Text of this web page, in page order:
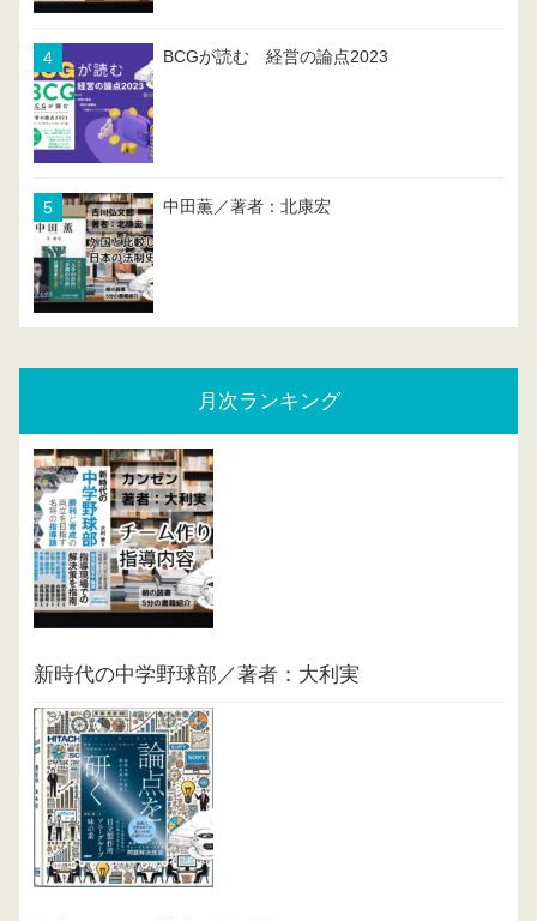
BCGが読む 経営の論点2023
中田薫／著者：北康宏
月次ランキング
新時代の中学野球部／著者：大利実